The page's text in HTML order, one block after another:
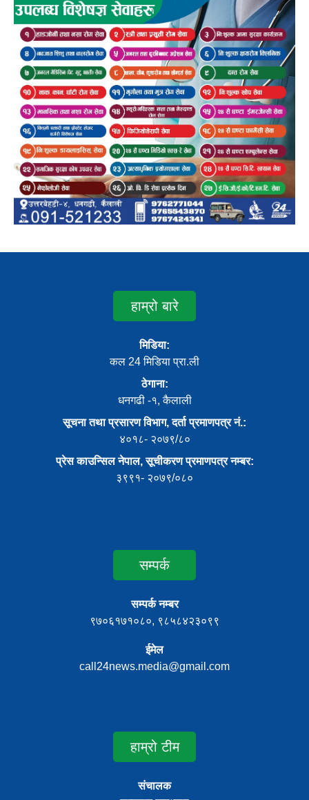
हाम्रो बारे
मिडिया:
कल 24 मिडिया प्रा.ली
ठेगाना:
धनगढी -१, कैलाली
सूचना तथा प्रसारण विभाग, दर्ता प्रमाणपत्र नं.:
४०१८- २०७९/८०
प्रेस काउन्सिल नेपाल, सूचीकरण प्रमाणपत्र नम्बर:
३९९१- २०७९/०८०
सम्पर्क
सम्पर्क नम्बर
९७०६१७१०८०, ९८५८४२३०९९
ईमेल
call24news.media@gmail.com
हाम्रो टीम
संचालक